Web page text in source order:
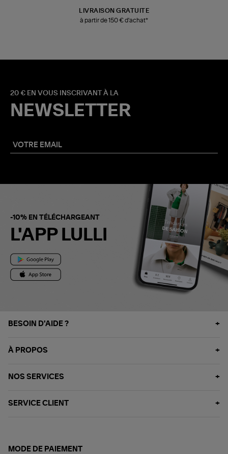
LIVRAISON GRATUITE
à partir de 150 € d'achat*
20 € EN VOUS INSCRIVANT À LA
NEWSLETTER
-10% EN TÉLÉCHARGEANT
L'APP LULLI
BESOIN D'AIDE ?
À PROPOS
NOS SERVICES
SERVICE CLIENT
MODE DE PAIEMENT